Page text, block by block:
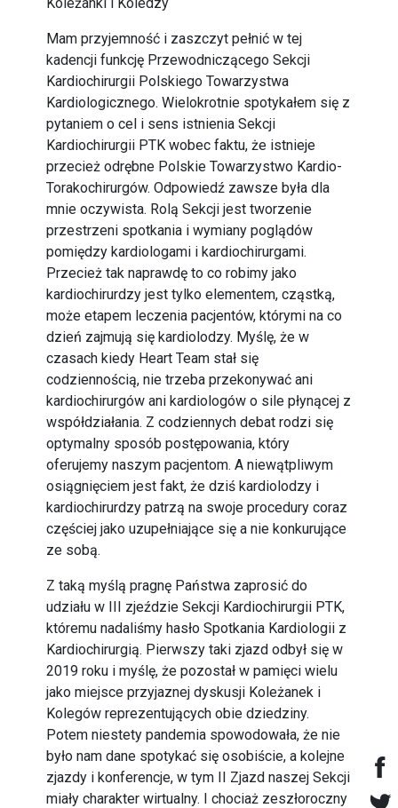
Mam przyjemność i zaszczyt pełnić w tej
kadencji funkcję Przewodniczącego Sekcji
Kardiochirurgii Polskiego Towarzystwa
Kardiologicznego. Wielokrotnie spotykałem się z
pytaniem o cel i sens istnienia Sekcji
Kardiochirurgii PTK wobec faktu, że istnieje
przecież odrębne Polskie Towarzystwo Kardio-
Torakochirurgów. Odpowiedź zawsze była dla
mnie oczywista. Rolą Sekcji jest tworzenie
przestrzeni spotkania i wymiany poglądów
pomiędzy kardiologami i kardiochirurgami.
Przecież tak naprawdę to co robimy jako
kardiochirurdzy jest tylko elementem, cząstką,
może etapem leczenia pacjentów, którymi na co
dzień zajmują się kardiolodzy. Myślę, że w
czasach kiedy Heart Team stał się
codziennością, nie trzeba przekonywać ani
kardiochirurgów ani kardiologów o sile płynącej z
współdziałania. Z codziennych debat rodzi się
optymalny sposób postępowania, który
oferujemy naszym pacjentom. A niewątpliwym
osiągnięciem jest fakt, że dziś kardiolodzy i
kardiochirurdzy patrzą na swoje procedury coraz
częściej jako uzupełniające się a nie konkurujące
ze sobą.
Z taką myślą pragnę Państwa zaprosić do
udziału w III zjeździe Sekcji Kardiochirurgii PTK,
któremu nadaliśmy hasło Spotkania Kardiologii z
Kardiochirurgią. Pierwszy taki zjazd odbył się w
2019 roku i myślę, że pozostał w pamięci wielu
jako miejsce przyjaznej dyskusji Koleżanek i
Kolegów reprezentujących obie dziedziny.
Potem niestety pandemia spowodowała, że nie
było nam dane spotykać się osobiście, a kolejne
zjazdy i konferencje, w tym II Zjazd naszej Sekcji
miały charakter wirtualny. I chociaż zeszłoroczny